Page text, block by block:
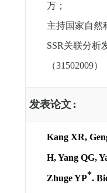
万；
主持国家自然
SSR关联分析
（31502009）
发表论文:
Kang XR,
H, Yang QG,
Zhuge YP*.